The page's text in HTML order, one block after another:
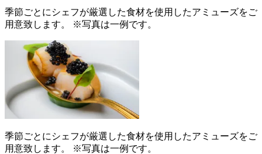
季節ごとにシェフが厳選した食材を使用したアミューズをご
用意致します。 ※写真は一例です。
季節ごとにシェフが厳選した食材を使用したアミューズをご
用意致します。 ※写真は一例です。